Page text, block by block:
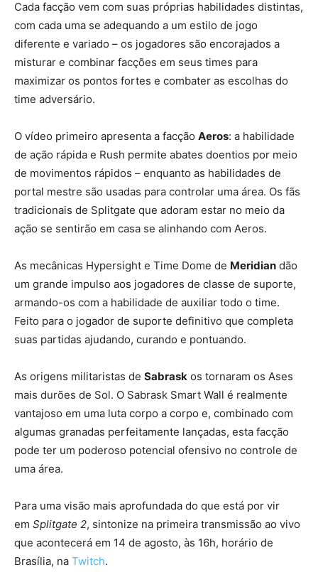
Cada facção vem com suas próprias habilidades distintas,
com cada uma se adequando a um estilo de jogo
diferente e variado – os jogadores são encorajados a
misturar e combinar facções em seus times para
maximizar os pontos fortes e combater as escolhas do
time adversário.
O vídeo primeiro apresenta a facção Aeros: a habilidade
de ação rápida e Rush permite abates doentios por meio
de movimentos rápidos – enquanto as habilidades de
portal mestre são usadas para controlar uma área. Os fãs
tradicionais de Splitgate que adoram estar no meio da
ação se sentirão em casa se alinhando com Aeros.
As mecânicas Hypersight e Time Dome de Meridian dão
um grande impulso aos jogadores de classe de suporte,
armando-os com a habilidade de auxiliar todo o time.
Feito para o jogador de suporte definitivo que completa
suas partidas ajudando, curando e pontuando.
As origens militaristas de Sabrask os tornaram os Ases
mais durões de Sol. O Sabrask Smart Wall é realmente
vantajoso em uma luta corpo a corpo e, combinado com
algumas granadas perfeitamente lançadas, esta facção
pode ter um poderoso potencial ofensivo no controle de
uma área.
Para uma visão mais aprofundada do que está por vir
em Splitgate 2, sintonize na primeira transmissão ao vivo
que acontecerá em 14 de agosto, às 16h, horário de
Brasília, na Twitch.